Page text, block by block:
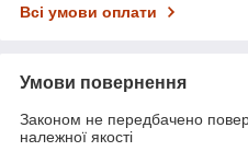
Всі умови оплати
Умови повернення
Законом не передбачено
належної якості